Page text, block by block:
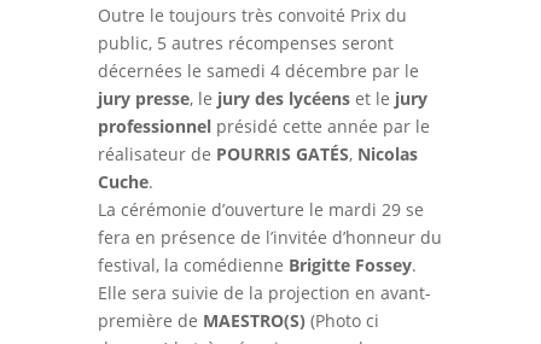
Outre le toujours très convoité Prix du
public, 5 autres récompenses seront
décernées le samedi 4 décembre par le
jury presse, le jury des lycéens et le jury
professionnelprésidé cette année par le
réalisateur de POURRIS GATÉS, Nicolas
Cuche.
La cérémonie d’ouverture le mardi 29 se
fera en présence de l’invitée d’honneur du
festival, la comédienne Brigitte Fossey.
Elle sera suivie de la projection en avant-
première de MAESTRO(S) (Photo ci